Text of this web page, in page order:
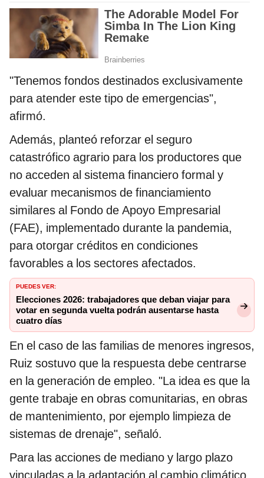
"Tenemos fondos destinados exclusivamente
para atender este tipo de emergencias",
afirmó.
Además, planteó reforzar el seguro
catastrófico agrario para los productores que
no acceden al sistema financiero formal y
evaluar mecanismos de financiamiento
similares al Fondo de Apoyo Empresarial
(FAE), implementado durante la pandemia,
para otorgar créditos en condiciones
favorables a los sectores afectados.
PUEDES VER:
Elecciones 2026: trabajadores que deban viajar para
votar en segunda vuelta podrán ausentarse hasta
cuatro días
En el caso de las familias de menores ingresos,
Ruiz sostuvo que la respuesta debe centrarse
en la generación de empleo. "La idea es que la
gente trabaje en obras comunitarias, en obras
de mantenimiento, por ejemplo limpieza de
sistemas de drenaje", señaló.
Para las acciones de mediano y largo plazo
vinculadas a la adaptación al cambio climático,